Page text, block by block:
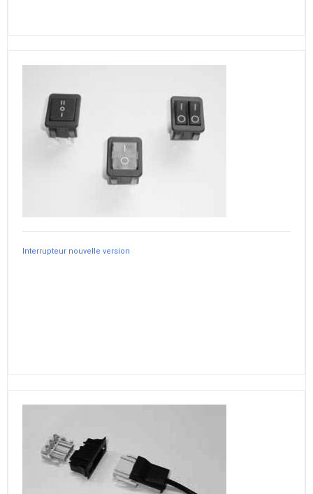
Interrupteur nouvelle version